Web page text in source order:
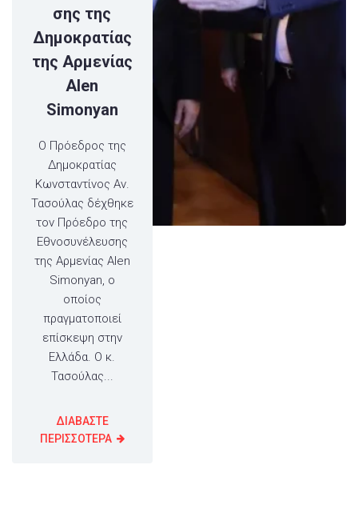
σης της
Δημοκρατίας
της Αρμενίας
Alen
Simonyan
Ο Πρόεδρος της
Δημοκρατίας
Κωνσταντίνος Αν.
Τασούλας δέχθηκε
τον Πρόεδρο της
Εθνοσυνέλευσης
της Αρμενίας Alen
Simonyan, ο
οποίος
πραγματοποιεί
επίσκεψη στην
Ελλάδα. Ο κ.
Τασούλας...
ΔΙΑΒΑΣΤΕ
ΠΕΡΙΣΣΟΤΕΡΑ